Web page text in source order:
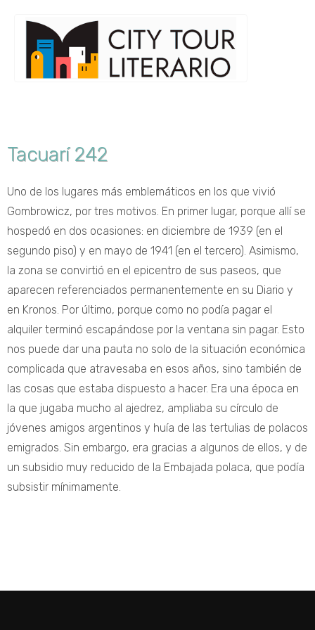
Tacuarí 242
Uno de los lugares más emblemáticos en los que vivió
Gombrowicz, por tres motivos. En primer lugar, porque allí se
hospedó en dos ocasiones: en diciembre de 1939 (en el
segundo piso) y en mayo de 1941 (en el tercero). Asimismo,
la zona se convirtió en el epicentro de sus paseos, que
aparecen referenciados permanentemente en su Diario y
en Kronos. Por último, porque como no podía pagar el
alquiler terminó escapándose por la ventana sin pagar. Esto
nos puede dar una pauta no solo de la situación económica
complicada que atravesaba en esos años, sino también de
las cosas que estaba dispuesto a hacer. Era una época en
la que jugaba mucho al ajedrez, ampliaba su círculo de
jóvenes amigos argentinos y huía de las tertulias de polacos
emigrados. Sin embargo, era gracias a algunos de ellos, y de
un subsidio muy reducido de la Embajada polaca, que podía
subsistir mínimamente.